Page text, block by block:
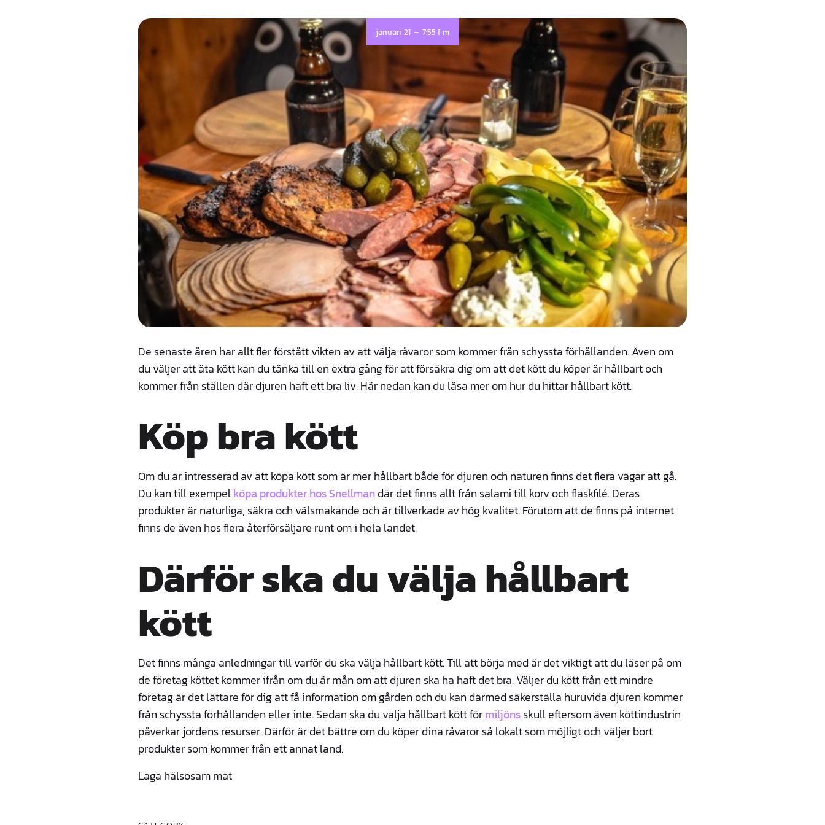
januari 21 - 7:55 f m
De senaste åren har allt fler förstått vikten av att välja råvaror som kommer från schyssta förhållanden. Även om
du väljer att äta kött kan du tänka till en extra gång för att försäkra dig om att det kött du köper är hållbart och
kommer från ställen där djuren haft ett bra liv. Här nedan kan du läsa mer om hur du hittar hållbart kött.
Köp bra kött
Om du är intresserad av att köpa kött som är mer hållbart både för djuren och naturen finns det flera vägar att gå.
Du kan till exempelköpa produkter hos Snellmandär det finns allt från salami till korv och fläskfilé. Deras
produkter är naturliga, säkra och välsmakande och är tillverkade av hög kvalitet. Förutom att de finns på internet
finns de även hos flera återförsäljare runt om i hela landet.
Därför ska du välja hållbart
kött
Det finns många anledningar till varför du ska välja hållbart kött. Till att börja med är det viktigt att du läser på om
de företag köttet kommer ifrån om du är mån om att djuren ska ha haft det bra. Väljer du kött från ett mindre
företag är det lättare för dig att få information om gården och du kan därmed säkerställa huruvida djuren kommer
från schyssta förhållanden eller inte. Sedan ska du välja hållbart kött förmiljönsskull eftersom även köttindustrin
påverkar jordens resurser. Därför är det bättre om du köper dina råvaror så lokalt som möjligt och väljer bort
produkter som kommer från ett annat land.
Laga hälsosam mat